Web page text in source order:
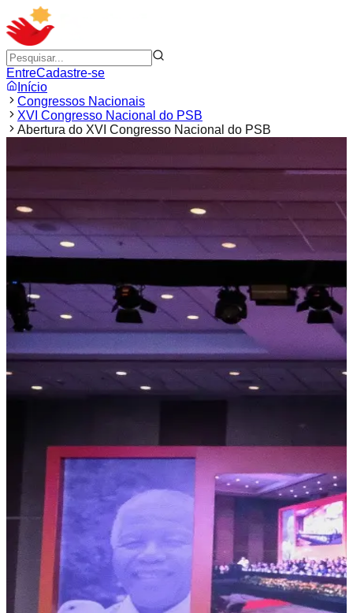
EntreCadastre-se
Início
Congressos Nacionais
XVI Congresso Nacional do PSB
Abertura do XVI Congresso Nacional do PSB